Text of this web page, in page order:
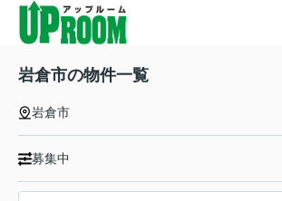
岩倉市の物件一覧
岩倉市
募集中